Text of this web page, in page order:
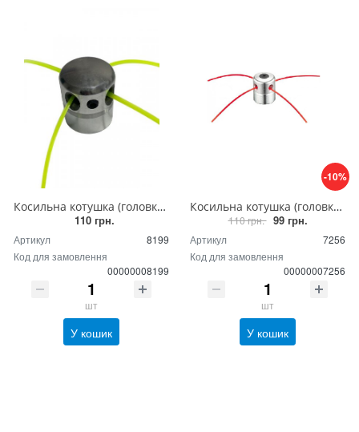
Косильна котушка (головка) для мотокоси алюмінієва, з боковим фікатором волосіні
110 грн.
Артикул
8199
Код для замовлення
00000008199
шт
У кошик
-10%
Косильна котушка (головка) для мотокоси Sturm алюмінієва, (шпуля для бензокоси)
110 грн. 99 грн.
Артикул
7256
Код для замовлення
00000007256
шт
У кошик